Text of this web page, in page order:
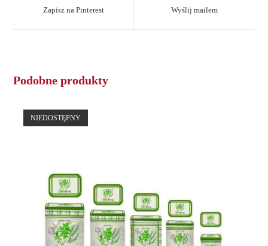
Zapisz na Pinterest
new
Wyślij mailem
Podobne produkty
NIEDOSTĘPNY